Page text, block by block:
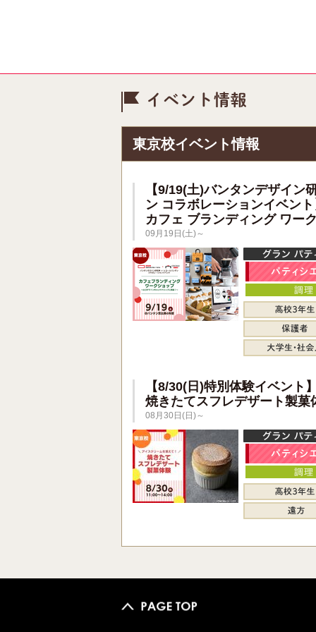
東京校イベント情報
【9/19(土)バンタンデザイン
ン コラボレーションイベン
カフェ ブランディング ワー
09月19日(土)～
【8/30(日)特別体験イベント
焼きたてスフレデザート製菓
08月30日(日)～